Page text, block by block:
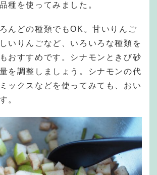
種を使ってみました。
んどの種類でもOK。甘いりんご
いりんごなど、いろいろな種類を
おすすめです。シナモンときび砂
を調整しましょう。シナモンの代
ックスなどを使ってみても、おい
。